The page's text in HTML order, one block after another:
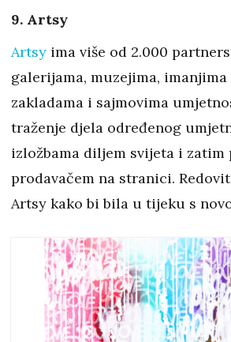
9. Artsy
Artsy ima više od 2.000
galerijama, muzejima,
zakladama i sajmovima
traženje djela određenog
izložbama diljem svijeta i zatim
prodavačem na stranici.
Artsy kako bi bila u tijeku s